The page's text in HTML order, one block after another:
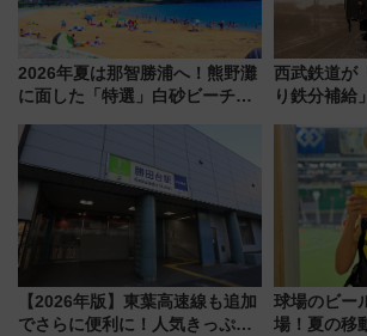
2026年夏は那智勝浦へ！熊野灘
に面した「特選」白砂ビーチは
会」は8月11日開催！
西武鉄道が
り鉄分補給
14日から
験ブース
を解説
【2026年版】東葉高速線も追加
でさらに便利に！人気きっぷ
球場のビー
場！夏の移